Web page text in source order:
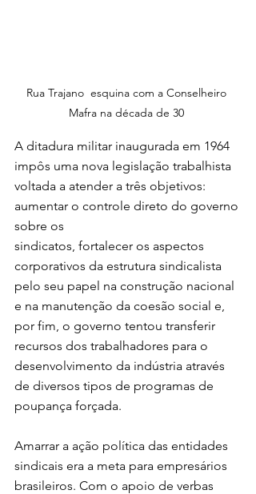
Rua Trajano  esquina com a Conselheiro
Mafra na década de 30
A ditadura militar inaugurada em 1964
impôs uma nova legislação trabalhista
voltada a atender a três objetivos:
aumentar o controle direto do governo
sobre os
sindicatos, fortalecer os aspectos
corporativos da estrutura sindicalista
pelo seu papel na construção nacional
e na manutenção da coesão social e,
por fim, o governo tentou transferir
recursos dos trabalhadores para o
desenvolvimento da indústria através
de diversos tipos de programas de
poupança forçada.
Amarrar a ação política das entidades
sindicais era a meta para empresários
brasileiros. Com o apoio de verbas